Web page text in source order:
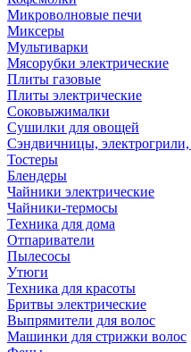
Микроволновые печи
Миксеры
Мультиварки
Мясорубки электрические
Плиты газовые
Плиты электрические
Соковыжималки
Сушилки для овощей
Сэндвичницы, электрогрили,
Тостеры
Блендеры
Чайники электрические
Чайники-термосы
Техника для дома
Отпариватели
Пылесосы
Утюги
Техника для красоты
Бритвы электрические
Выпрямители для волос
Машинки для стрижки волос